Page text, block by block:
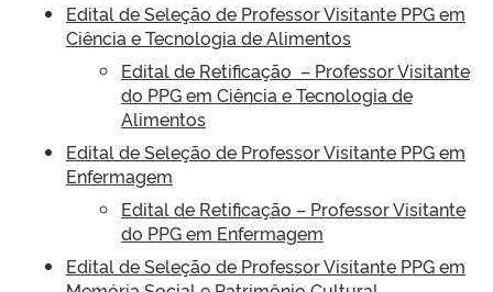
Edital de Seleção de Professor Visitante PPG em
Ciência e Tecnologia de Alimentos
Edital de Retificação – Professor Visitante
do PPGem Ciência e Tecnologia de
Alimentos
Edital de Seleção de Professor Visitante PPG em
Enfermagem
Edital de Retificação – Professor Visitante
do PPG em Enfermagem
Edital de Seleção de Professor Visitante PPG em